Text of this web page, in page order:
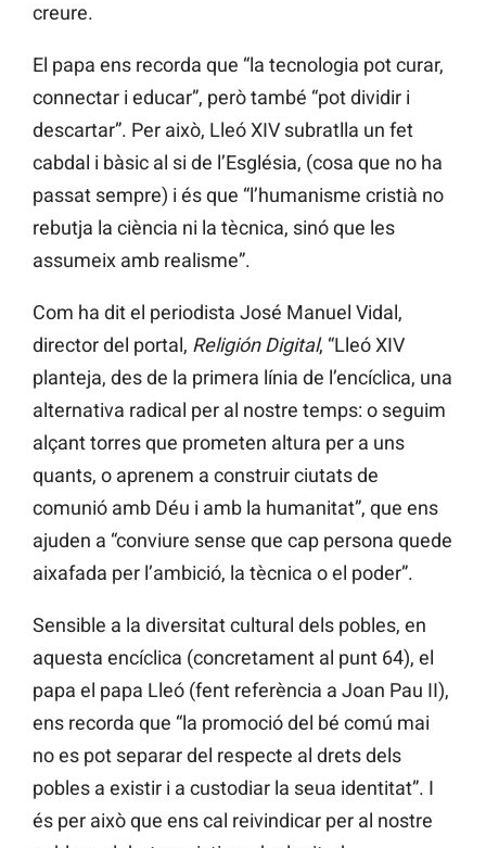
creure.
El papa ens recorda que “la tecnologia pot curar,
connectar i educar”, però també “pot dividir i
descartar”. Per això, Lleó XIV subratlla un fet
cabdal i bàsic al si de l’Església, (cosa que no ha
passat sempre) i és que “l’humanisme cristià no
rebutja la ciència ni la tècnica, sinó que les
assumeix amb realisme”.
Com ha dit el periodista José Manuel Vidal,
director del portal, Religión Digital, “Lleó XIV
planteja, des de la primera línia de l’encíclica, una
alternativa radical per al nostre temps: o seguim
alçant torres que prometen altura per a uns
quants, o aprenem a construir ciutats de
comunió amb Déu i amb la humanitat”, que ens
ajuden a “conviure sense que cap persona quede
aixafada per l’ambició, la tècnica o el poder”.
Sensible a la diversitat cultural dels pobles, en
aquesta encíclica (concretament al punt 64), el
papa el papa Lleó (fent referència a Joan Pau II),
ens recorda que “la promoció del bé comú mai
no es pot separar del respecte al drets dels
pobles a existir i a custodiar la seua identitat”. I
és per això que ens cal reivindicar per al nostre